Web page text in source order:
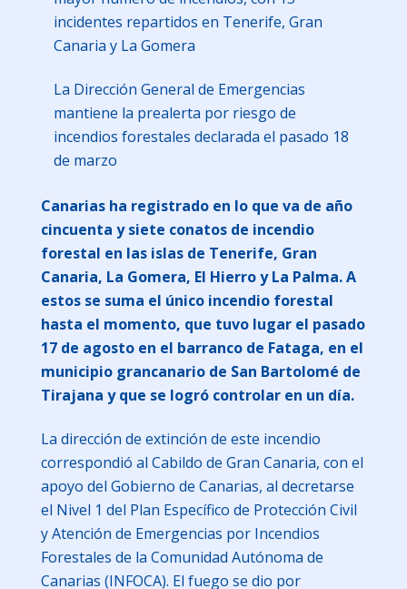
incidentes repartidos en Tenerife, Gran
Canaria y La Gomera
La Dirección General de Emergencias
mantiene la prealerta por riesgo de
incendios forestales declarada el pasado 18
de marzo
Canarias ha registrado en lo que va de año
cincuenta y siete conatos de incendio
forestal en las islas de Tenerife, Gran
Canaria, La Gomera, El Hierro y La Palma. A
estos se suma el único incendio forestal
hasta el momento, que tuvo lugar el pasado
17 de agosto en el barranco de Fataga, en el
municipio grancanario de San Bartolomé de
Tirajana y que se logró controlar en un día.
La dirección de extinción de este incendio
correspondió al Cabildo de Gran Canaria, con el
apoyo del Gobierno de Canarias, al decretarse
el Nivel 1 del Plan Específico de Protección Civil
y Atención de Emergencias por Incendios
Forestales de la Comunidad Autónoma de
Canarias (INFOCA). El fuego se dio por